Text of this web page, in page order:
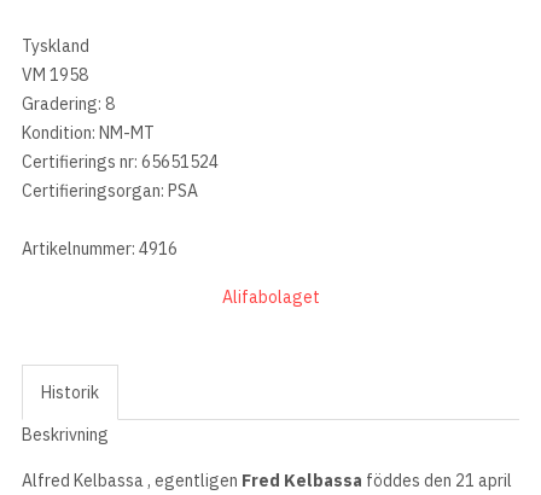
Tyskland
VM 1958
Gradering: 8
Kondition: NM-MT
Certifierings nr: 65651524
Certifieringsorgan: PSA
Artikelnummer: 4916
Alifabolaget
Historik
Beskrivning
Alfred Kelbassa , egentligen Fred Kelbassa föddes den 21 april